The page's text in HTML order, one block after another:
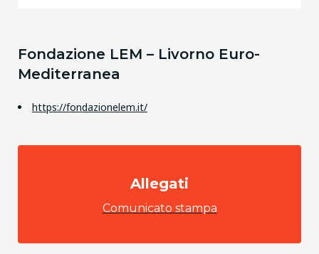
Fondazione LEM – Livorno Euro-
Mediterranea
https://fondazionelem.it/
Allegati
Comunicato stampa